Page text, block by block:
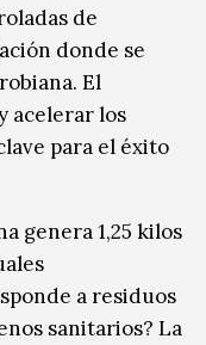
de
donde se
El
acelerar los
para el éxito
genera 1,25 kilos
a residuos
sanitarios? La